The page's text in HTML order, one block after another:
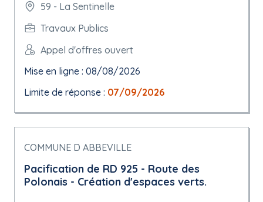
59 - La Sentinelle
Travaux Publics
Appel d'offres ouvert
Mise en ligne : 08/08/2026
Limite de réponse : 07/09/2026
COMMUNE D ABBEVILLE
Pacification de RD 925 - Route des
Polonais - Création d'espaces verts.